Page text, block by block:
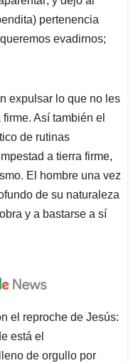
pertenencia
evadirnos;
expulsar lo que no les
Así también el
de rutinas
a tierra firme,
El hombre una vez
de su naturaleza
y a bastarse a sí
el reproche de Jesús:
está el
de orgullo por